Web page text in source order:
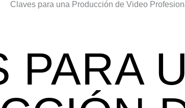
PARA